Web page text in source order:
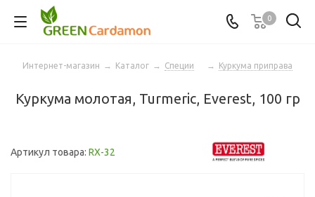
0
Интернет-магазин → Каталог → Специи → Куркума приправа
Куркума молотая, Turmeric, Everest, 100 гр
Артикул товара: RX-32